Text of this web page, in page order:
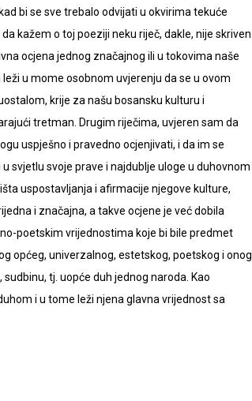
bi se sve trebalo odvijati u okvirima tekuće
kažem o toj poeziji neku riječ, dakle, nije skriven
ocjena jednog značajnog ili u tokovima naše
u mome osobnom uvjerenju da se u ovom
krije za našu bosansku kulturu i
tretman. Drugim riječima, uvjeren sam da
uspješno i pravedno ocjenjivati, i da im se
svjetlu svoje prave i najdublje uloge u duhovnom
uspostavljanja i afirmacije njegove kulture,
i značajna, a takve ocjene je već dobila
poetskim vrijednostima koje bi bile predmet
općeg, univerzalnog, estetskog, poetskog i onog
tj. uopće duh jednog naroda. Kao
i u tome leži njena glavna vrijednost sa